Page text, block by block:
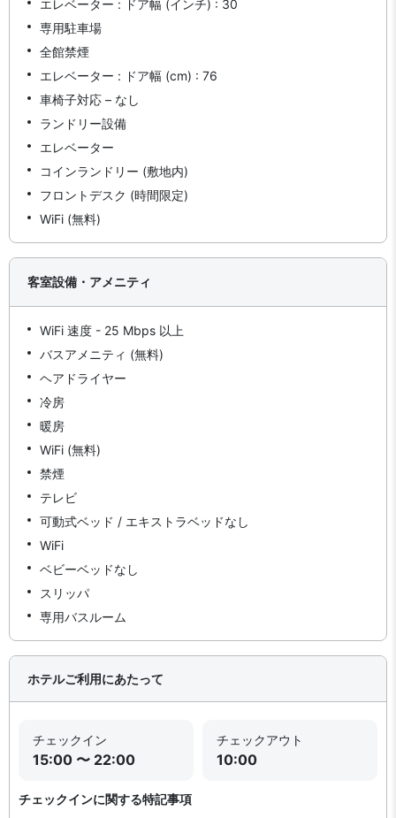
エレベーター : ドア幅 (インチ) : 30
専用駐車場
全館禁煙
エレベーター : ドア幅 (cm) : 76
車椅子対応 – なし
ランドリー設備
エレベーター
コインランドリー (敷地内)
フロントデスク (時間限定)
WiFi (無料)
客室設備・アメニティ
WiFi 速度 - 25 Mbps 以上
バスアメニティ (無料)
ヘアドライヤー
冷房
暖房
WiFi (無料)
禁煙
テレビ
可動式ベッド / エキストラベッドなし
WiFi
ベビーベッドなし
スリッパ
専用バスルーム
ホテルご利用にあたって
チェックイン
15:00 〜 22:00
チェックアウト
10:00
チェックインに関する特記事項